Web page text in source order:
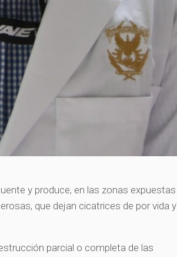
y produce, en las zonas expuestas
que dejan cicatrices de por vida y
parcial o completa de las